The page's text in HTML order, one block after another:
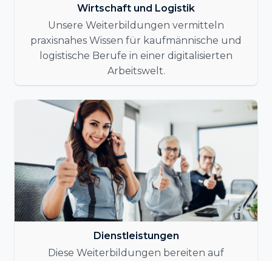
Wirtschaft und Logistik
Unsere Weiterbildungen vermitteln
praxisnahes Wissen für kaufmännische und
logistische Berufe in einer digitalisierten
Arbeitswelt.
Dienstleistungen
Diese Weiterbildungen bereiten auf